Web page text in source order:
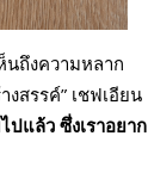
นถึงความหลาก
สรรค์” เชฟเอียน
ปแล้ว ซึ่งเราอยาก